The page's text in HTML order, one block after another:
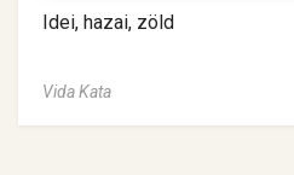
Idei, hazai, zöld
Vida Kata